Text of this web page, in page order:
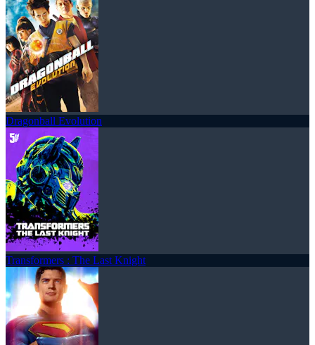
Dragonball Evolution
Transformers : The Last Knight